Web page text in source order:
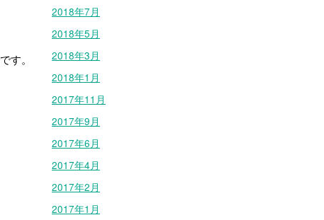
す。
2018年7月
2018年5月
2018年3月
2018年1月
2017年11月
2017年9月
2017年6月
2017年4月
2017年2月
2017年1月